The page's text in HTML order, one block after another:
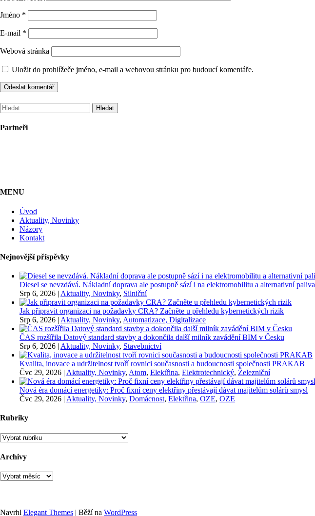
Jméno *
E-mail *
Webová stránka
Uložit do prohlížeče jméno, e-mail a webovou stránku pro budoucí komentáře.
Vyhledávání
Partneři
MENU
Úvod
Aktuality, Novinky
Názory
Kontakt
Nejnovější příspěvky
Diesel se nevzdává. Nákladní doprava ale postupně sází i na elektromobilitu a alternativní paliva
Srp 6, 2026 | Aktuality, Novinky, Silniční
Jak připravit organizaci na požadavky CRA? Začněte u přehledu kybernetických rizik
Srp 6, 2026 | Aktuality, Novinky, Automatizace, Digitalizace
ČAS rozšířila Datový standard stavby a dokončila další milník zavádění BIM v Česku
Srp 6, 2026 | Aktuality, Novinky, Stavebnictví
Kvalita, inovace a udržitelnost tvoří rovnici současnosti a budoucnosti společnosti PRAKAB
Čvc 29, 2026 | Aktuality, Novinky, Atom, Elektřina, Elektrotechnický, Železniční
Nová éra domácí energetiky: Proč fixní ceny elektřiny přestávají dávat majitelům solárů smysl
Čvc 29, 2026 | Aktuality, Novinky, Domácnost, Elektřina, OZE, OZE
Rubriky
Rubriky
Archivy
Archivy
Navrhl Elegant Themes | Běží na WordPress